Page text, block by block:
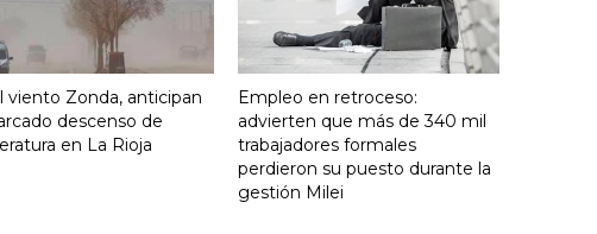
viento Zonda, anticipan
descenso de
en La Rioja
Empleo en retroceso:
advierten que más de 340 mil
trabajadores formales
perdieron su puesto durante la
gestión Milei